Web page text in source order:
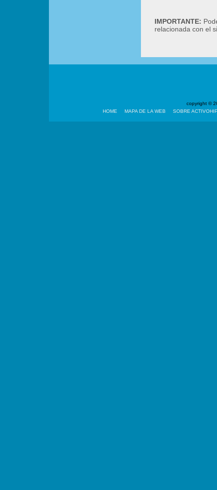
IMPORTANTE:
relacionada con el
copyright ©
HOME
MAPA DE LA WEB SOBRE